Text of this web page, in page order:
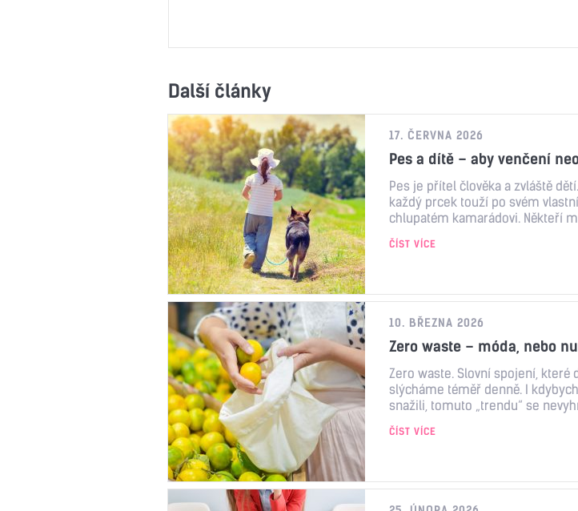
Další články
17. ČERVNA 2026
Pes a dítě – aby venčení
Pes je přítel člověka a zvláště
každý prcek touží po svém
chlupatém kamarádovi. Někteří
ČÍST VÍCE
10. BŘEZNA 2026
Zero waste – móda, nebo
Zero waste. Slovní spojení, které
slýcháme téměř denně. I
snažili, tomuto „trendu“ se
ČÍST VÍCE